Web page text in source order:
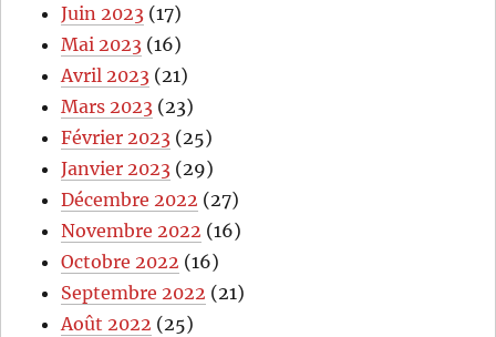
Juin 2023 (17)
Mai 2023 (16)
Avril 2023 (21)
Mars 2023 (23)
Février 2023 (25)
Janvier 2023 (29)
Décembre 2022 (27)
Novembre 2022 (16)
Octobre 2022 (16)
Septembre 2022 (21)
Août 2022 (25)